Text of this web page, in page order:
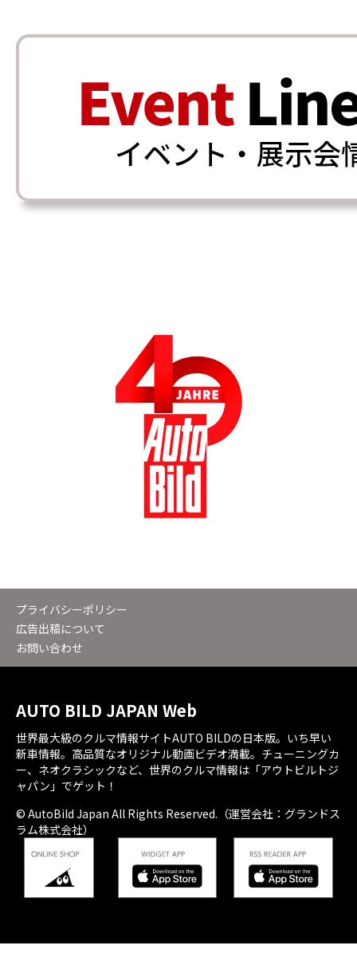
プライバシーポリシー
広告出稿について
お問い合わせ
AUTO BILD JAPAN Web
世界最大級のクルマ情報サイトAUTO BILDの日本版。いち早い
新車情報。高品質なオリジナル動画ビデオ満載。チューニングカ
ー、ネオクラシックなど、世界のクルマ情報は「アウトビルトジ
ャパン」でゲット！
© AutoBild Japan All Rights Reserved.（運営会社：グランドス
ラム株式会社）